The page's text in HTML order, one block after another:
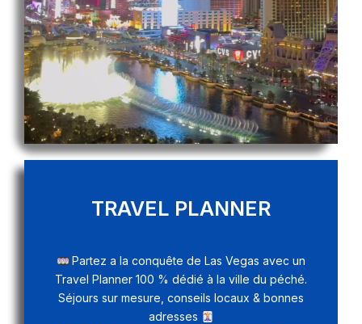
TRAVEL PLANNER
Partez a la conquête de Las Vegas avec un
Travel Planner 100 % dédié à la ville du péché.
Séjours sur mesure, conseils locaux & bonnes
adresses